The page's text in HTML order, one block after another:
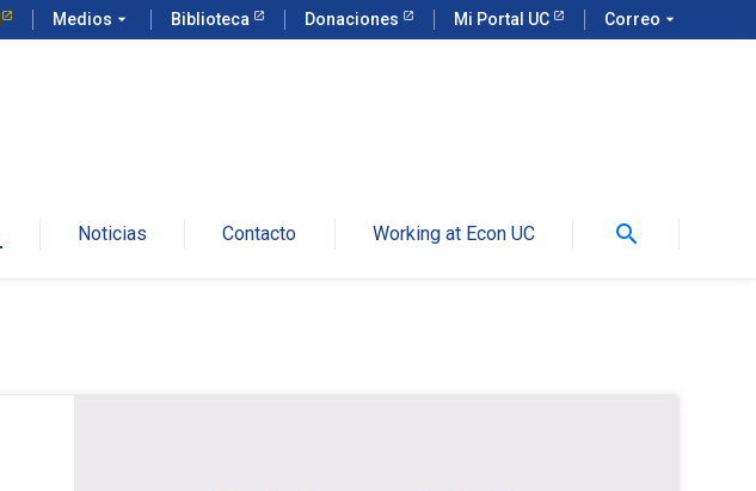
Medios arrow_drop_down Biblioteca Donaciones Mi Portal UC Correo arrow_drop_down
Noticias Contacto Working at Econ UC search